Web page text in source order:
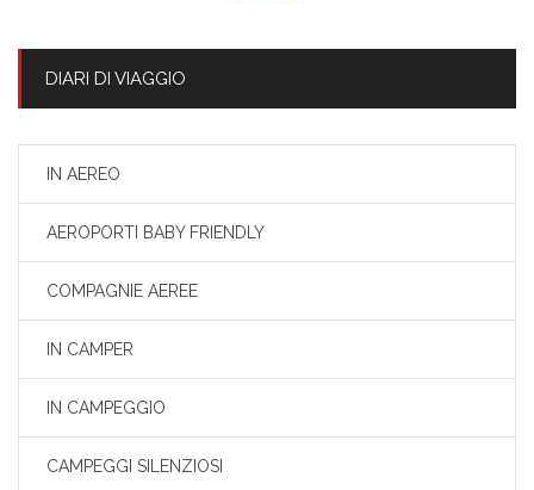
DIARI DI VIAGGIO
IN AEREO
AEROPORTI BABY FRIENDLY
COMPAGNIE AEREE
IN CAMPER
IN CAMPEGGIO
CAMPEGGI SILENZIOSI